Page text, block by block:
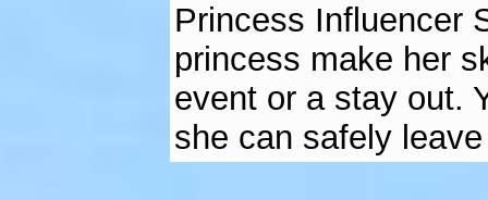
Princess Influencer
princess make her
event or a stay out.
she can safely